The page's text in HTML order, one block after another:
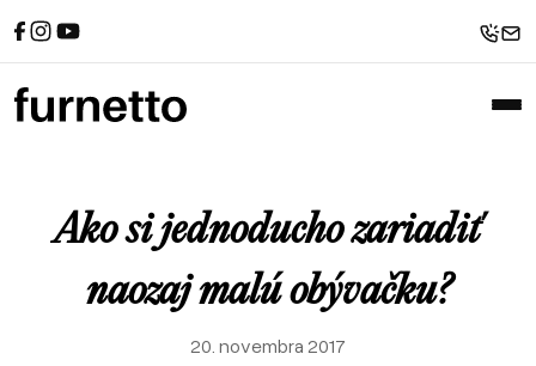
Rohové sedačky
Pohovky
Sedačky v tvare U
Kreslá
Postele
Atypické postele
Recenzie od zákazníkov
Sedačky u zákazníkov
Postele u zákazníkov
Zákazkové čalúnnictvo
Foto z výroby
E-shop
Rohové sedačky
Sedačky v tvare U
Kreslá
Leňošky
Taburety
Atypické sedačky
Postele
Atypické postele
Recenzie od zákazníkov
Sedačky u zákazníkov
Postele u zákazníkov
Foto z výroby
Interiéry a realizácie
Ako si jednoducho zariadiť
naozaj malú obývačku?
20. novembra 2017